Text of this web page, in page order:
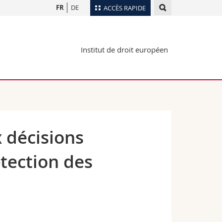
ACCÈS RAPIDE
Plan d'accès
Webmail
FR DE
Institut de droit européen
décisions
des